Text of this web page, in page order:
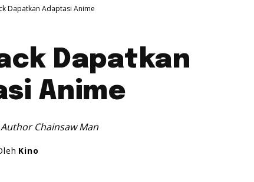
Dapatkan Adaptasi Anime
Dapatkan
Anime
Chainsaw Man
Kino